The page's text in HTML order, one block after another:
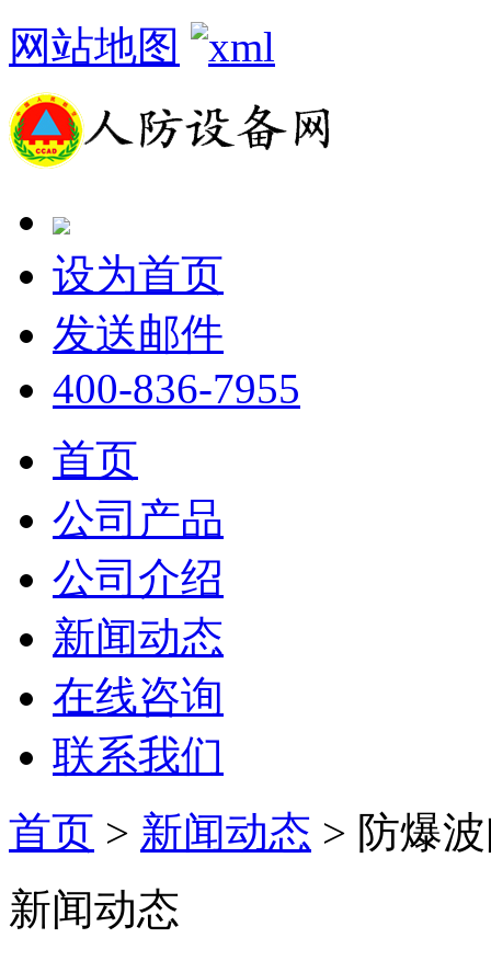
网站地图
设为首页
发送邮件
400-836-7955
首页
公司产品
公司介绍
新闻动态
在线咨询
联系我们
首页 > 新闻动态 > 防爆
新闻动态